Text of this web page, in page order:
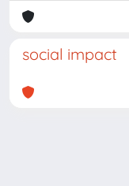
social impact